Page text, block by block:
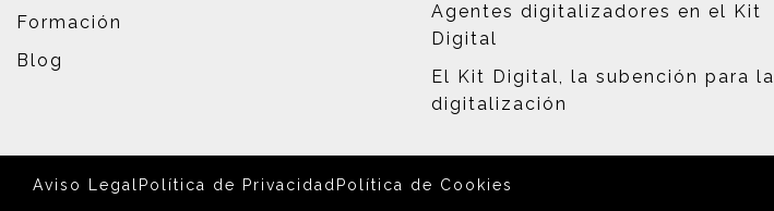
Formación
Blog
Agentes digitalizadores en el Kit
Digital
El Kit Digital, la subención para la
digitalización
Aviso Legal Política de Privacidad Política de Cookies